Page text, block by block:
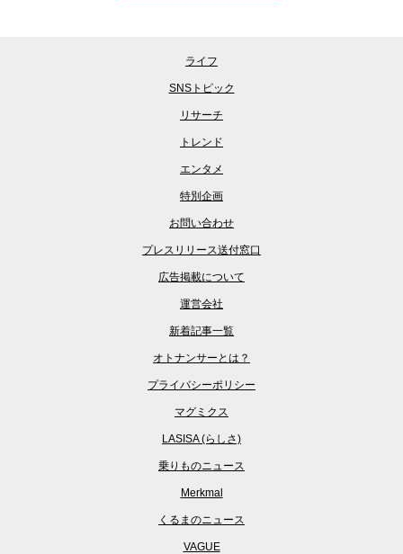
ライフ
SNSトピック
リサーチ
トレンド
エンタメ
特別企画
お問い合わせ
プレスリリース送付窓口
広告掲載について
運営会社
新着記事一覧
オトナンサーとは？
プライバシーポリシー
マグミクス
LASISA (らしさ)
乗りものニュース
Merkmal
くるまのニュース
VAGUE